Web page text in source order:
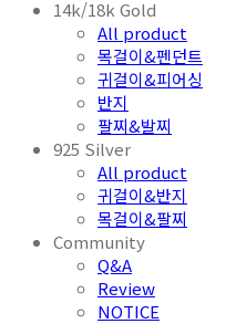
14k/18k Gold
All product
목걸이&펜던트
귀걸이&피어싱
반지
팔찌&발찌
925 Silver
All product
귀걸이&반지
목걸이&팔찌
Community
Q&A
Review
NOTICE